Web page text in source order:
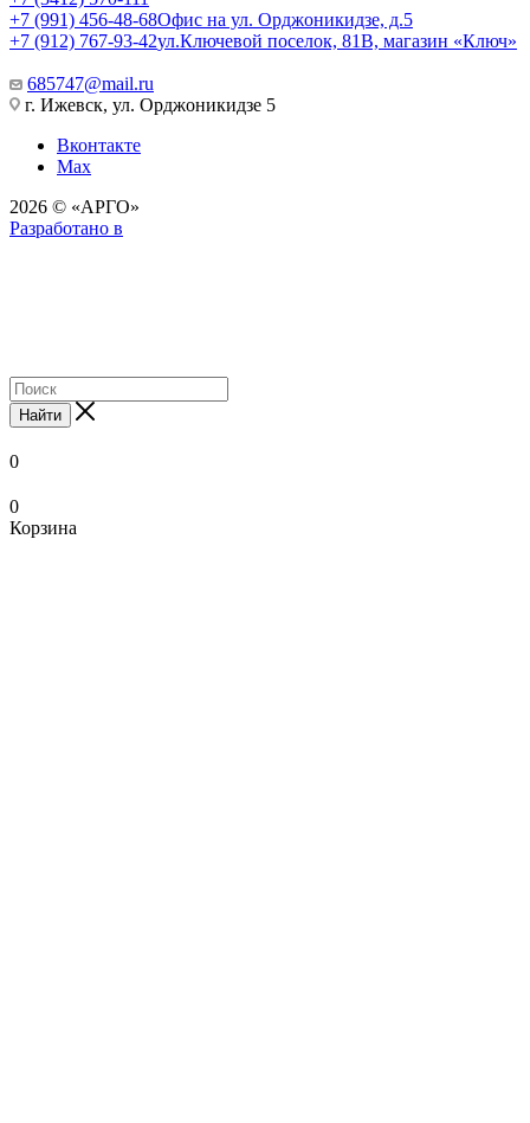
+7 (991) 456-48-68Офис на ул. Орджоникидзе, д.5
+7 (912) 767-93-42ул.Ключевой поселок, 81В, магазин «Ключ»
685747@mail.ru
г. Ижевск, ул. Орджоникидзе 5
Вконтакте
Max
2026 © «АРГО»
Разработано в
Найти
0
0
Корзина